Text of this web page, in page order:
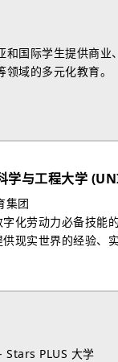
和国际学生提供商业
域的多元化教育。
学与工程大学
集团
化劳动力必备技能
现实世界的经验、
Stars PLUS 大学